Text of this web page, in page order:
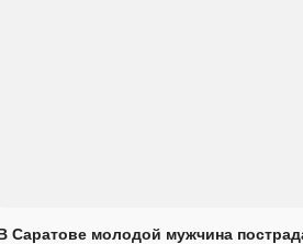
Саратове молодой мужчина